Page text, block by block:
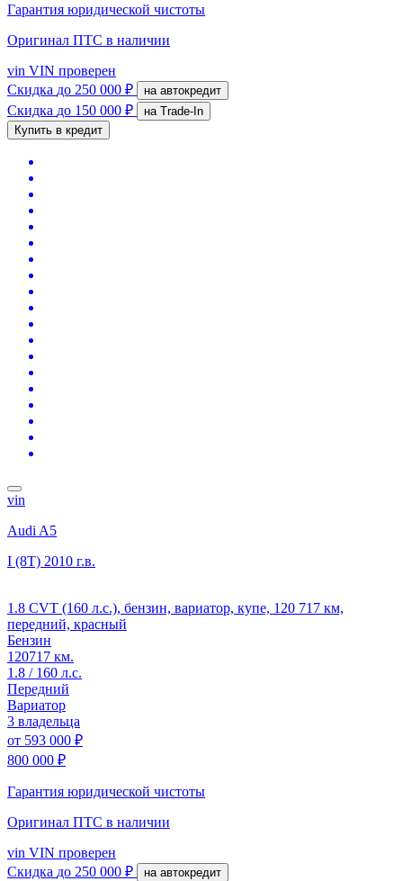
Гарантия юридической чистоты
Оригинал ПТС в наличии
vin VIN проверен
Скидка до 250 000 ₽ на автокредит
Скидка до 150 000 ₽
на Trade-In
Купить в кредит
vin
Audi A5
I (8T) 2010 г.в.
1.8 CVT (160 л.с.), бензин, вариатор, купе, 120 717 км,
передний, красный
Бензин
120717 км.
1.8 / 160 л.с.
Передний
Вариатор
3 владельца
от 593 000 ₽
800 000 ₽
Гарантия юридической чистоты
Оригинал ПТС в наличии
vin VIN проверен
Скидка до 250 000 ₽ на автокредит